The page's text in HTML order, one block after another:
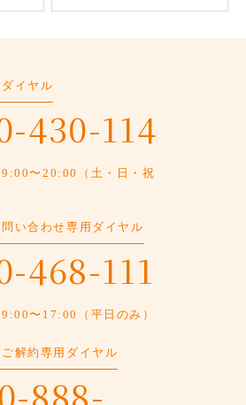
イヤル
430-114
〜20:00（土・日・祝
い合わせ専用ダイヤル
468-111
〜17:00（平日のみ）
解約専用ダイヤル
888-